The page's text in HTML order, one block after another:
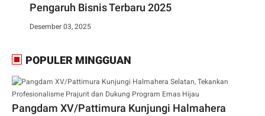
Pengaruh Bisnis Terbaru 2025
Desember 03, 2025
POPULER MINGGUAN
Pangdam XV/Pattimura Kunjungi Halmahera